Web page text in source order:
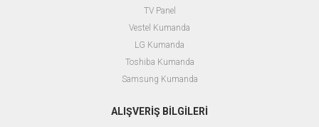
TV Panel
Vestel Kumanda
LG Kumanda
Toshiba Kumanda
Samsung Kumanda
ALIŞVERİŞ BİLGİLERİ